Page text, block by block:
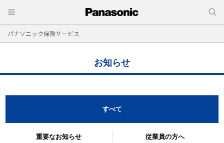
パナソニック保険サービス
お知らせ
すべて
重要なお知らせ 従業員の方へ